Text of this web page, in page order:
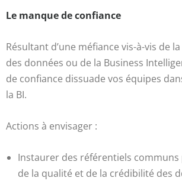
Le manque de confiance
Résultant d’une méfiance vis-à-vis de
des données ou de la Business
de confiance dissuade vos équipes
la BI.
Actions à envisager :
Instaurer des référentiels communs
de la qualité et de la crédibilité des